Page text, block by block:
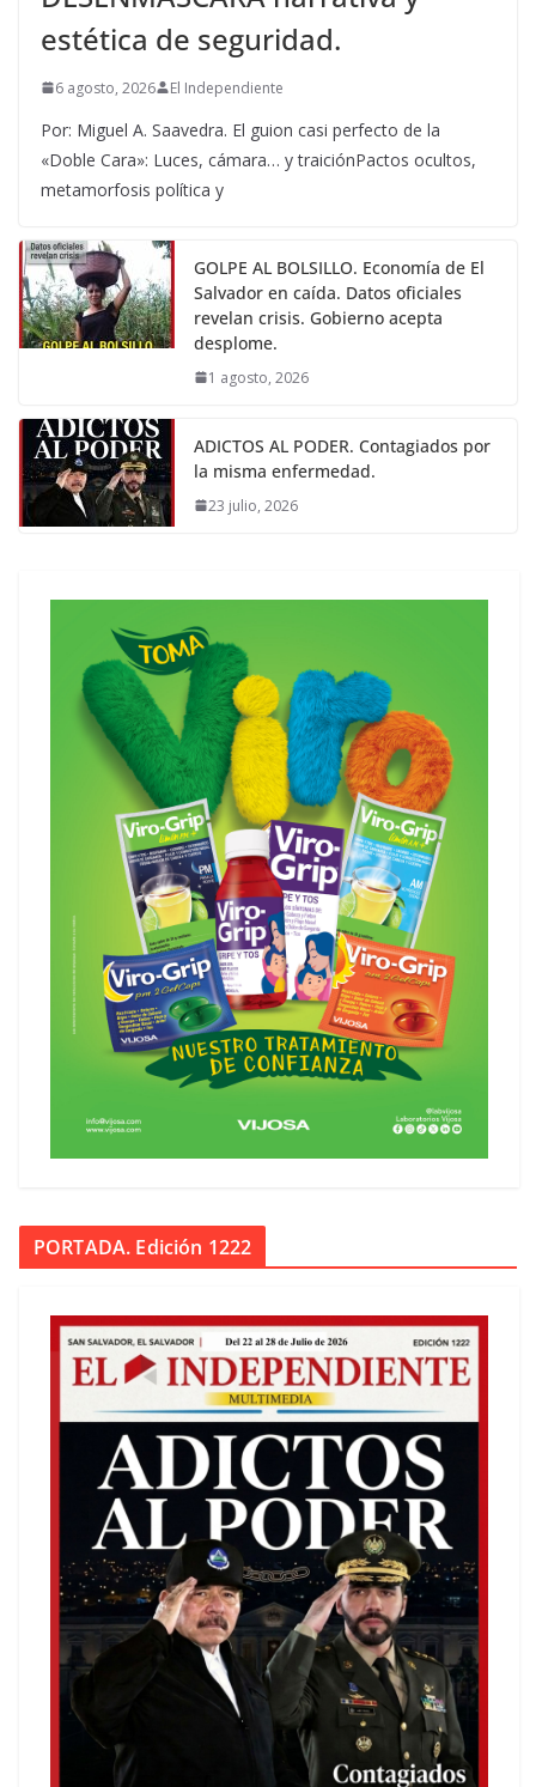
estética de seguridad.
6 agosto, 2026 El Independiente
Por: Miguel A. Saavedra. El guion casi perfecto de la
«Doble Cara»: Luces, cámara… y traiciónPactos ocultos,
metamorfosis política y
GOLPE AL BOLSILLO. Economía de El
Salvador en caída. Datos oficiales
revelan crisis. Gobierno acepta
desplome.
1 agosto, 2026
ADICTOS AL PODER. Contagiados por
la misma enfermedad.
23 julio, 2026
PORTADA. Edición 1222